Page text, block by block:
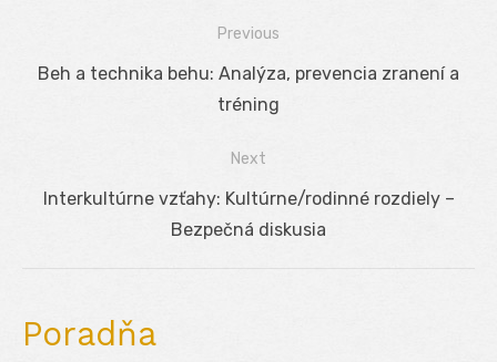
Navigácia
Previous
Previous
Beh a technika behu: Analýza, prevencia zranení a
tréning
Next
Next
Interkultúrne vzťahy: Kultúrne/rodinné rozdiely –
Bezpečná diskusia
Poradňa